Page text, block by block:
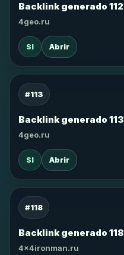
Backlink generado 112
4geo.ru
SI Abrir
#113
Backlink generado 113
4geo.ru
SI Abrir
#118
Backlink generado 118
4x4ironman.ru